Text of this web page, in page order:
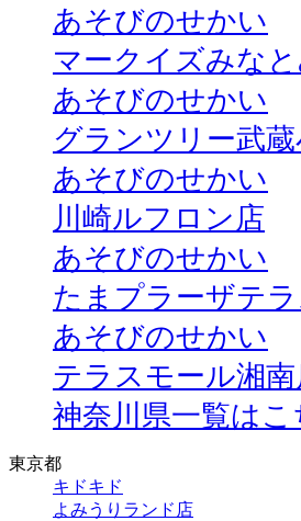
あそびのせかい
マークイズみな
あそびのせかい
グランツリー武
あそびのせかい
川崎ルフロン店
あそびのせかい
たまプラーザテ
あそびのせかい
テラスモール湘南
神奈川県一覧はこ
東京都
キドキド
よみうりランド店